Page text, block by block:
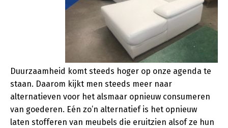
Duurzaamheid komt steeds hoger op onze agenda te
staan. Daarom kijkt men steeds meer naar
alternatieven voor het alsmaar opnieuw consumeren
van goederen. Eén zo’n alternatief is het opnieuw
laten stofferen van meubels die eruitzien alsof ze hun